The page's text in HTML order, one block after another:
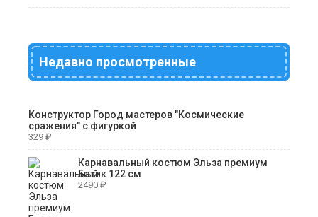
Недавно просмотренные
Конструктор Город мастеров "Космические
сражения" с фигуркой
329 ₽
Карнавальный костюм Эльза премиум
Батик 122 см
2490 ₽